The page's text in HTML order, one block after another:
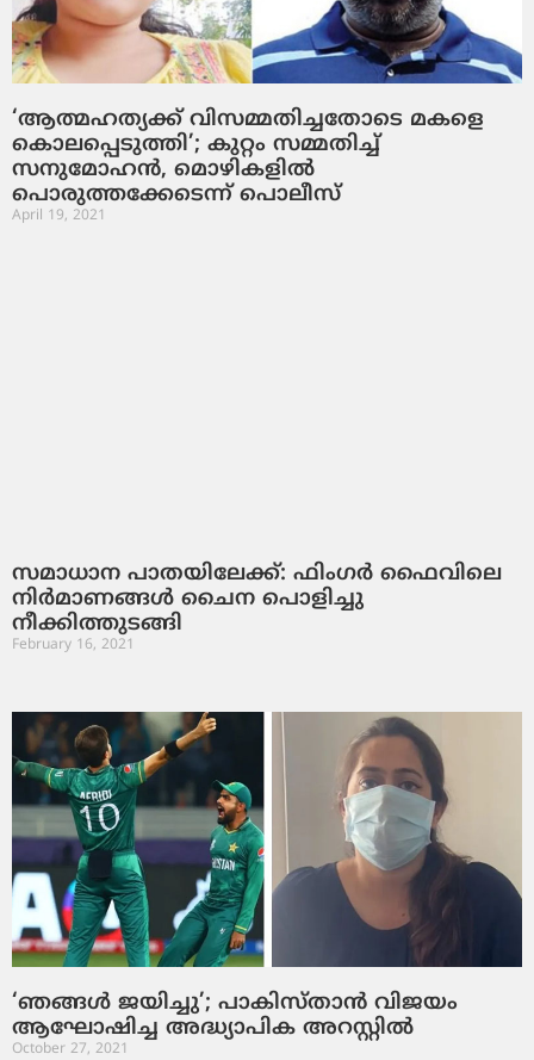
‘ആത്മഹത്യക്ക് വിസമ്മതിച്ചതോടെ മകളെ
കൊലപ്പെടുത്തി’; കുറ്റം സമ്മതിച്ച്
സനുമോഹന്‍, മൊഴികളില്‍
പൊരുത്തക്കേടെന്ന് പൊലീസ്
April 19, 2021
സമാധാന പാതയിലേക്ക്: ഫിംഗര്‍ ഫൈവിലെ
നിര്‍മാണങ്ങള്‍ ചൈന പൊളിച്ചു
നീക്കിത്തുടങ്ങി
February 16, 2021
‘ഞങ്ങള്‍ ജയിച്ചു’; പാകിസ്താന്‍ വിജയം
ആഘോഷിച്ച അദ്ധ്യാപിക അറസ്റ്റില്‍
October 27, 2021